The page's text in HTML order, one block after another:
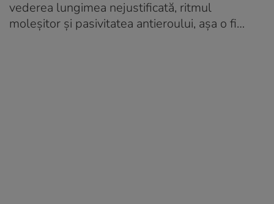
vederea lungimea nejustificată, ritmul
moleșitor și pasivitatea antieroului, așa o fi…